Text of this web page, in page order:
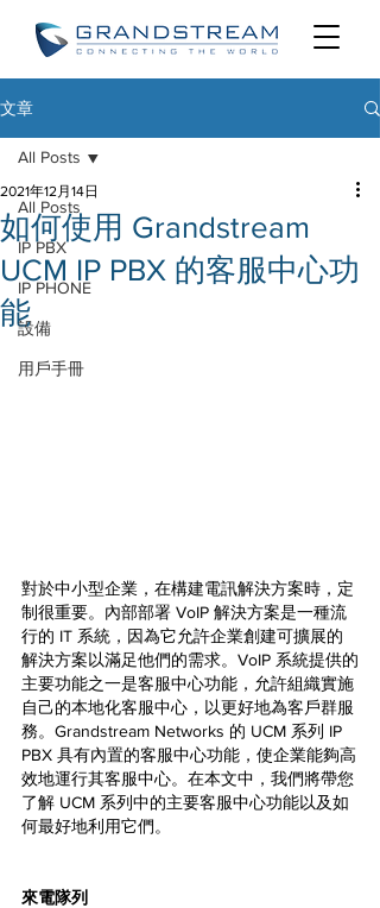
文章
All Posts
IP PBX
IP PHONE
設備
用戶手冊
All Posts
如何使用 Grandstream
UCM IP PBX 的客服中心功
能
2021年12月14日
對於中小型企業，在構建電訊解決方案時，定
制很重要。內部部署 VoIP 解決方案是一種流
行的 IT 系統，因為它允許企業創建可擴展的
解決方案以滿足他們的需求。VoIP 系統提供的
主要功能之一是客服中心功能，允許組織實施
自己的本地化客服中心，以更好地為客戶群服
務。Grandstream Networks 的 UCM 系列 IP
PBX 具有內置的客服中心功能，使企業能夠高
效地運行其客服中心。在本文中，我們將帶您
了解 UCM 系列中的主要客服中心功能以及如
何最好地利用它們。
來電隊列